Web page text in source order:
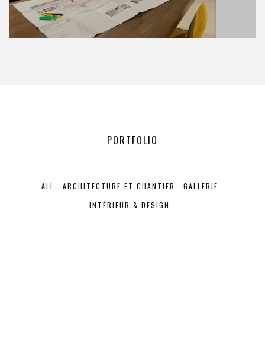
PORTFOLIO
ALL ARCHITECTURE ET CHANTIER
GALLERIE
INTÉRIEUR & DESIGN